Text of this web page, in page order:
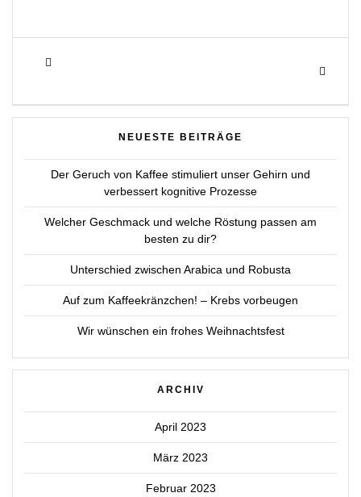
Beitragsnavigation
NEUESTE BEITRÄGE
Der Geruch von Kaffee stimuliert unser Gehirn und
verbessert kognitive Prozesse
Welcher Geschmack und welche Röstung passen am
besten zu dir?
Unterschied zwischen Arabica und Robusta
Auf zum Kaffeekränzchen! – Krebs vorbeugen
Wir wünschen ein frohes Weihnachtsfest
ARCHIV
April 2023
März 2023
Februar 2023